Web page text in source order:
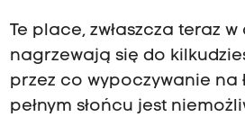
Te place, zwłaszcza teraz w
nagrzewają się do
przez co wypoczywanie na
pełnym słońcu jest